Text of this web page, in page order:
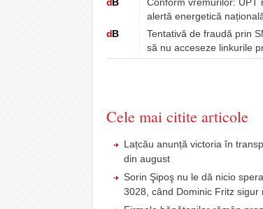
dB
Conform vremurilor: UPT
alertă energetică
dB
Tentativă de fraudă prin
să nu acceseze linkurile
Cele mai citite articole
Lațcău anunță victoria în
din august
Sorin Şipoş nu le dă nicio
3028, când Dominic Fritz sigur